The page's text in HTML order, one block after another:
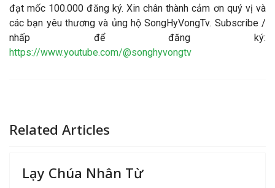
đạt mốc 100.000 đăng ký. Xin chân thành cảm ơn quý vị và
các bạn yêu thương và ủng hộ SongHyVongTv. Subscribe /
nhấp để đăng ký:
https://www.youtube.com/@songhyvongtv
Related Articles
Lạy Chúa Nhân Từ